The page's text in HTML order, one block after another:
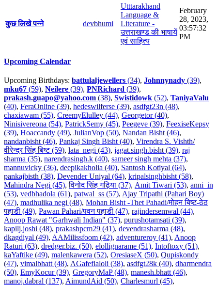
कुछ लिखे पन्ने devbhumi
Utttarakhand
Language &
Literature -
उत्तराखण्ड की भाषायें
एवं साहित्य
February
28, 2023,
03:57:32
PM
Upcoming Calendar
Upcoming Birthdays: battulaljewellers (34), Johnnynady (39),
mku67 (59), Neilere (39), PNRichard (39),
prakash.guapo@yahoo.com (38), Swistidowk (52), TaniyaValu
(40), FeraOnline (39), hedeswilferse (39), asdfgt23n (48),
chaxiawam (55), CreemyElulley (44), Georgetor (40),
Ninisivereona (54), PatrickSemy (45), Peegeve (39), FeexiseKepsy
(39), Hoaccandy (49), JulianVop (50), Nandan Bisht (46),
nandanbisht (46), Pankaj Singh Bisht (40), Virendra S. Vishth/
वीरेन्द्र सिंह बिष्ट (59), lata_negi (43), jagat.singh.bisht (39), raj
sharma (35), narendrasingh.k (40), sameer singh mehta (37),
mannuvicky (36), deepikakholia (40), Santosh Kotiyal (64),
pankajbisth (38), Devender Uniyal (64), kripalsinghbisht (58),
Mahindra Negi (45),विनोद सिंह गढ़िया (37), Amit Tiwari (53), anni_in
(53), vedbhadola (61), patwal_ss (57), Ajay Tripathi (Pahari Boy)
(47), madhulika negi (48), Mohan Bisht -Thet Pahadi/मोहन बिष्ट-ठेठ
पहाडी (49), Pawan Pahari/पवन पहाडी (47), rajindersemwal (44),
Anoop Rawat "Garhwali Indian" (37), purushotamsati (39),
kapilj.joshi (48), prakashpcm29 (41), devendrasharma (48),
dkagdiyal (49), AAMilissfoom (42), adventureroy (41), Anoop
Raturi (63), dredger.biz. (50), elollignarame (51), Intoftoxy (51),
kaYaftike (49), malenkawera (52), OresiaseX (50), Qupiskondy
(47), vimalbhatt (48), AGafeflaloli (38), asdfgt28k (40), dharmendra
(50), EmyKocur (39), GregoryMaP (48), manesh.bhatt (46),
manoj.dabral (137), AimundAid (50), Charlesmurl (45),